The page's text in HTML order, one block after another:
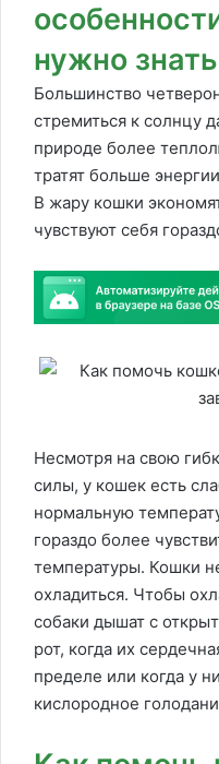
нужно знать
Большинство
стремиться к солнцу
природе более
тратят больше
В жару кошки
чувствуют себя
Несмотря на свою
силы, у кошек есть
нормальную
гораздо более
температуры. Кошки
охладиться. Чтобы
собаки дышат с
рот, когда их
пределе или когда у
кислородное